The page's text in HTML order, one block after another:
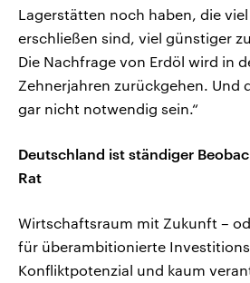
Lagerstätten noch haben, die
erschließen sind, viel günstiger
Die Nachfrage von Erdöl wird in
Zehnerjahren zurückgehen. Und
gar nicht notwendig sein.“
Deutschland ist ständiger
Rat
Wirtschaftsraum mit Zukunft –
für überambitionierte
Konfliktpotenzial und kaum